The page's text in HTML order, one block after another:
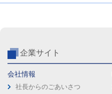
企業サイト
会社情報
社長からのごあいさつ